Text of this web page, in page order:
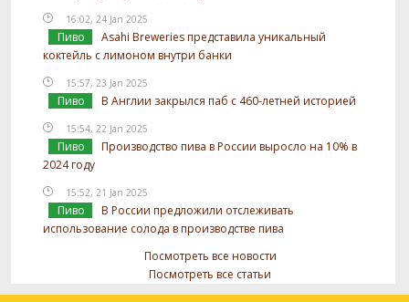
16:02, 24 Jan 2025
Пиво
Asahi Breweries представила уникальный
коктейль с лимоном внутри банки
15:57, 23 Jan 2025
Пиво В Англии закрылся паб с 460-летней историей
15:54, 22 Jan 2025
Пиво
Производство пива в России выросло на 10% в
2024 году
15:52, 21 Jan 2025
Пиво
В России предложили отслеживать
использование солода в производстве пива
Посмотреть все новости
Посмотреть все статьи